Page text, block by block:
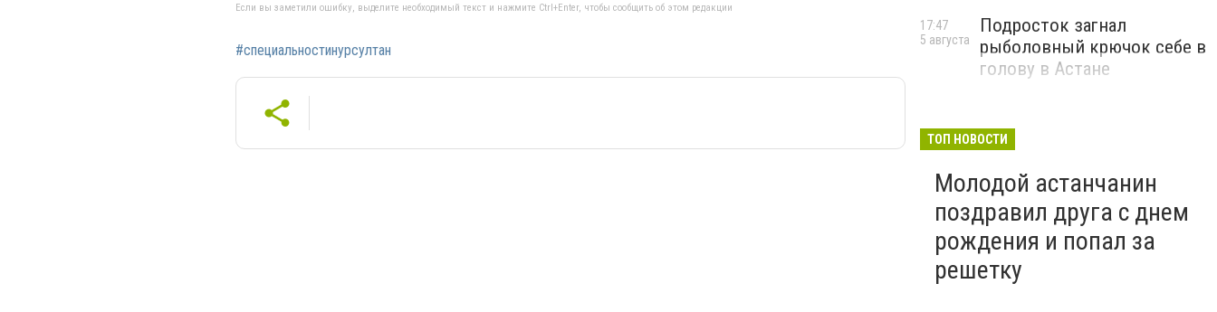
Если вы заметили ошибку, выделите необходимый текст и нажмите Ctrl+Enter, чтобы сообщить об этом редакции
#специальностинурсултан
Подросток загнал
рыболовный крючок себе в
голову в Астане
17:47
5 августа
ТОП НОВОСТИ
Молодой астанчанин
поздравил друга с днем
рождения и попал за
решетку